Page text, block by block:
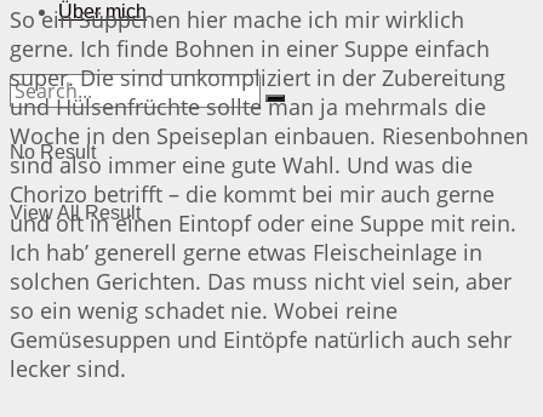
Über mich
No Result
View All Result
So ein Süppchen hier mache ich mir wirklich
gerne. Ich finde Bohnen in einer Suppe einfach
super. Die sind unkompliziert in der Zubereitung
und Hülsenfrüchte sollte man ja mehrmals die
Woche in den Speiseplan einbauen. Riesenbohnen
sind also immer eine gute Wahl. Und was die
Chorizo betrifft – die kommt bei mir auch gerne
und oft in einen Eintopf oder eine Suppe mit rein.
Ich hab’ generell gerne etwas Fleischeinlage in
solchen Gerichten. Das muss nicht viel sein, aber
so ein wenig schadet nie. Wobei reine
Gemüsesuppen und Eintöpfe natürlich auch sehr
lecker sind.